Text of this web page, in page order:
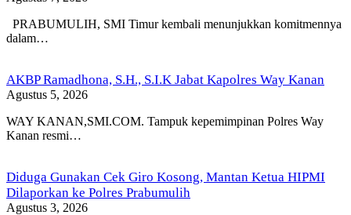
PRABUMULIH, SMI Timur kembali menunjukkan komitmennya
dalam…
AKBP Ramadhona, S.H., S.I.K Jabat Kapolres Way Kanan
Agustus 5, 2026
WAY KANAN,SMI.COM. Tampuk kepemimpinan Polres Way
Kanan resmi…
Diduga Gunakan Cek Giro Kosong, Mantan Ketua HIPMI
Dilaporkan ke Polres Prabumulih
Agustus 3, 2026